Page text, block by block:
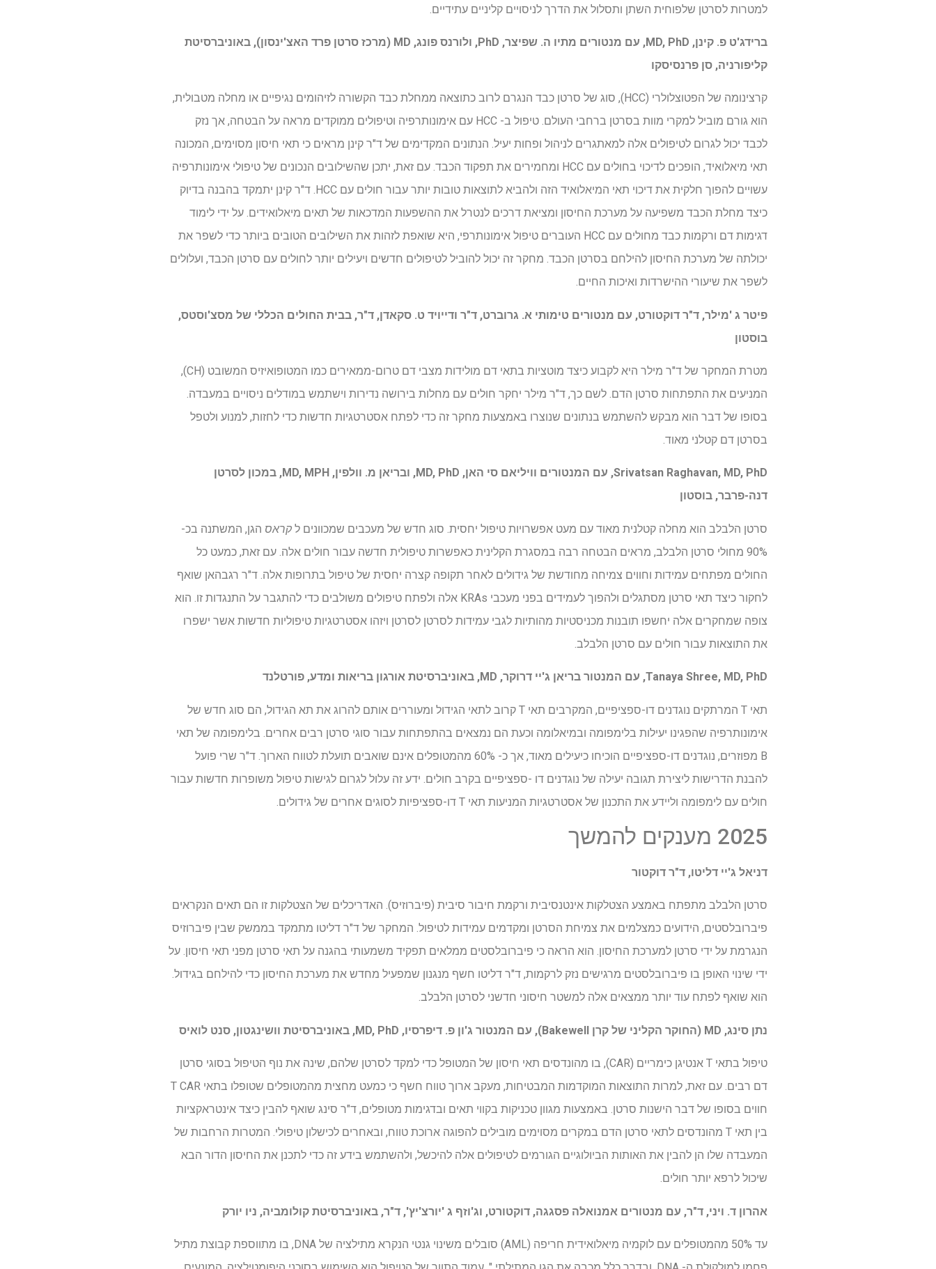
למטרות לסרטן שלפוחית השתן ותסלול את הדרך לניסויים קליניים עתידיים.
ברידג'ט פ. קינן, MD, PhD, עם מנטורים מתיו ה. שפיצר, PhD, ולורנס פונג, MD (מרכז סרטן פרד האצ'ינסון), באוניברסיטת
קליפורניה, סן פרנסיסקו
קרצינומה של הפטוצלולרי (HCC), סוג של סרטן כבד הנגרם לרוב כתוצאה ממחלת כבד הקשורה לזיהומים נגיפיים או מחלה מטבולית,
הוא גורם מוביל למקרי מוות בסרטן ברחבי העולם. טיפול ב- HCC עם אימונותרפיה וטיפולים ממוקדים מראה על הבטחה, אך נזק
לכבד יכול לגרום לטיפולים אלה למאתגרים לניהול ופחות יעיל. הנתונים המקדימים של ד"ר קינן מראים כי תאי חיסון מסוימים, המכונה
תאי מיאלואיד, הופכים לדיכוי בחולים עם HCC ומחמירים את תפקוד הכבד. עם זאת, יתכן שהשילובים הנכונים של טיפולי אימונותרפיה
עשויים להפוך חלקית את דיכוי תאי המיאלואיד הזה ולהביא לתוצאות טובות יותר עבור חולים עם HCC. ד"ר קינן יתמקד בהבנה בדיוק
כיצד מחלת הכבד משפיעה על מערכת החיסון ומציאת דרכים לנטרל את ההשפעות המדכאות של תאים מיאלואידים. על ידי לימוד
דגימות דם ורקמות כבד מחולים עם HCC העוברים טיפול אימונותרפי, היא שואפת לזהות את השילובים הטובים ביותר כדי לשפר את
יכולתה של מערכת החיסון להילחם בסרטן הכבד. מחקר זה יכול להוביל לטיפולים חדשים ויעילים יותר לחולים עם סרטן הכבד, ועלולים
לשפר את שיעורי ההישרדות ואיכות החיים.
פיטר ג 'מילר, ד"ר דוקטורט, עם מנטורים טימותי א. גרוברט, ד"ר ודייויד ט. סקאדן, ד"ר, בבית החולים הכללי של מסצ'וסטס,
בוסטון
מטרת המחקר של ד"ר מילר היא לקבוע כיצד מוטציות בתאי דם מולידות מצבי דם טרום-ממאירים כמו המטופואיזיס המשובט (CH),
המניעים את התפתחות סרטן הדם. לשם כך, ד"ר מילר יחקר חולים עם מחלות בירושה נדירות וישתמש במודלים ניסויים במעבדה.
בסופו של דבר הוא מבקש להשתמש בנתונים שנוצרו באמצעות מחקר זה כדי לפתח אסטרטגיות חדשות כדי לחזות, למנוע ולטפל
בסרטן דם קטלני מאוד.
Srivatsan Raghavan, MD, PhD, עם המנטורים וויליאם סי האן, MD, PhD, ובריאן מ. וולפין, MD, MPH, במכון לסרטן
דנה-פרבר, בוסטון
סרטן הלבלב הוא מחלה קטלנית מאוד עם מעט אפשרויות טיפול יחסית. סוג חדש של מעכבים שמכוונים ל קראס הגן, המשתנה בכ-
90% מחולי סרטן הלבלב, מראים הבטחה רבה במסגרת הקלינית כאפשרות טיפולית חדשה עבור חולים אלה. עם זאת, כמעט כל
החולים מפתחים עמידות וחווים צמיחה מחודשת של גידולים לאחר תקופה קצרה יחסית של טיפול בתרופות אלה. ד"ר רגבהאן שואף
לחקור כיצד תאי סרטן מסתגלים ולהפוך לעמידים בפני מעכבי KRAs אלה ולפתח טיפולים משולבים כדי להתגבר על התנגדות זו. הוא
צופה שמחקרים אלה יחשפו תובנות מכניסטיות מהותיות לגבי עמידות לסרטן לסרטן ויזהו אסטרטגיות טיפוליות חדשות אשר ישפרו
את התוצאות עבור חולים עם סרטן הלבלב.
Tanaya Shree, MD, PhD, עם המנטור בריאן ג'יי דרוקר, MD, באוניברסיטת אורגון בריאות ומדע, פורטלנד
תאי T המרתקים נוגדנים דו-ספציפיים, המקרבים תאי T קרוב לתאי הגידול ומעוררים אותם להרוג את תא הגידול, הם סוג חדש של
אימונותרפיה שהפגינו יעילות בלימפומה ובמיאלומה וכעת הם נמצאים בהתפתחות עבור סוגי סרטן רבים אחרים. בלימפומה של תאי
B מפוזרים, נוגדנים דו-ספציפיים הוכיחו כיעילים מאוד, אך כ- 60% מהמטופלים אינם שואבים תועלת לטווח הארוך. ד"ר שרי פועל
להבנת הדרישות ליצירת תגובה יעילה של נוגדנים דו -ספציפיים בקרב חולים. ידע זה עלול לגרום לגישות טיפול משופרות חדשות עבור
חולים עם לימפומה וליידע את התכנון של אסטרטגיות המניעות תאי T דו-ספציפיות לסוגים אחרים של גידולים.
2025 מענקים להמשך
דניאל ג'יי דליטו, ד"ר דוקטור
סרטן הלבלב מתפתח באמצע הצטלקות אינטנסיבית ורקמת חיבור סיבית (פיברוזיס). האדריכלים של הצטלקות זו הם תאים הנקראים
פיברובלסטים, הידועים כמצלמים את צמיחת הסרטן ומקדמים עמידות לטיפול. המחקר של ד"ר דליטו מתמקד בממשק שבין פיברוזיס
הנגרמת על ידי סרטן למערכת החיסון. הוא הראה כי פיברובלסטים ממלאים תפקיד משמעותי בהגנה על תאי סרטן מפני תאי חיסון. על
ידי שינוי האופן בו פיברובלסטים מרגישים נזק לרקמות, ד"ר דליטו חשף מנגנון שמפעיל מחדש את מערכת החיסון כדי להילחם בגידול.
הוא שואף לפתח עוד יותר ממצאים אלה למשטר חיסוני חדשני לסרטן הלבלב.
נתן סינג, MD (החוקר הקליני של קרן Bakewell), עם המנטור ג'ון פ. דיפרסיו, MD, PhD, באוניברסיטת וושינגטון, סנט לואיס
טיפול בתאי T אנטיגן כימריים (CAR), בו מהונדסים תאי חיסון של המטופל כדי למקד לסרטן שלהם, שינה את נוף הטיפול בסוגי סרטן
דם רבים. עם זאת, למרות התוצאות המוקדמות המבטיחות, מעקב ארוך טווח חשף כי כמעט מחצית מהמטופלים שטופלו בתאי T CAR
חווים בסופו של דבר הישנות סרטן. באמצעות מגוון טכניקות בקווי תאים ובדגימות מטופלים, ד"ר סינג שואף להבין כיצד אינטראקציות
בין תאי T מהונדסים לתאי סרטן הדם במקרים מסוימים מובילים להפוגה ארוכת טווח, ובאחרים לכישלון טיפולי. המטרות הרחבות של
המעבדה שלו הן להבין את האותות הביולוגיים הגורמים לטיפולים אלה להיכשל, ולהשתמש בידע זה כדי לתכנן את החיסון הדור הבא
שיכול לרפא יותר חולים.
אהרון ד. ויני, ד"ר, עם מנטורים אמנואלה פסגגה, דוקטורט, וג'וזף ג 'יורצ'יץ', ד"ר, באוניברסיטת קולומביה, ניו יורק
עד 50% מהמטופלים עם לוקמיה מיאלואידית חריפה (AML) סובלים משינוי גנטי הנקרא מתילציה של DNA, בו מתווספת קבוצת מתיל